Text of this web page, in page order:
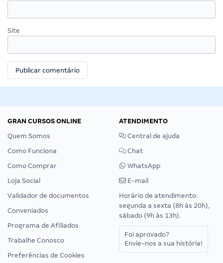
Site
GRAN CURSOS ONLINE
Quem Somos
Como Funciona
Como Comprar
Loja Social
Validador de documentos
Conveniados
Programa de Afiliados
Trabalhe Conosco
Preferências de Cookies
ATENDIMENTO
Central de ajuda
Chat
WhatsApp
E-mail
Horário de atendimento:
segunda a sexta (8h às 20h),
sábado (9h às 13h).
Foi aprovado?
Envie-nos a sua história!